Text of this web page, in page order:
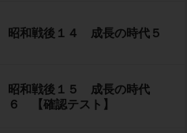
昭和戦後１４ 成長の時代５
昭和戦後１５ 成長の時代
６ 【確認テスト】